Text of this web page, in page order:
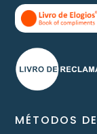
MÉTODOS